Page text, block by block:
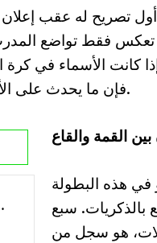
تصريح له عقب إعلان
فقط تواضع
كانت الأسماء في كرة
فإن ما يحدث على الأرض هو ما يسجل في النهاية.
القمة والقاع
في هذه البطولة
بالذكريات. سبع
هو سجل من